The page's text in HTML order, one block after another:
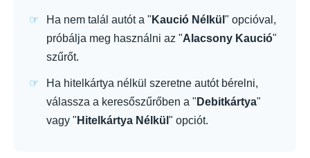
Ha nem talál autót a " Kaució Nélkül " opcióval,
próbálja meg használni az "Alacsony Kaució"
szűrőt.
Ha hitelkártya nélkül szeretne autót bérelni,
válassza a keresőszűrőben a " Debitkártya"
vagy " Hitelkártya Nélkül " opciót.